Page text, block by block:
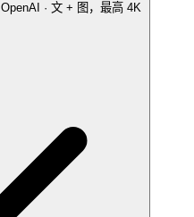
OpenAI · 文 + 图，最高 4K